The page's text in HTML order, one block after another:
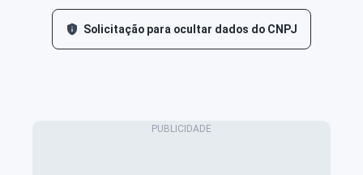
Solicitação para ocultar dados do CNPJ